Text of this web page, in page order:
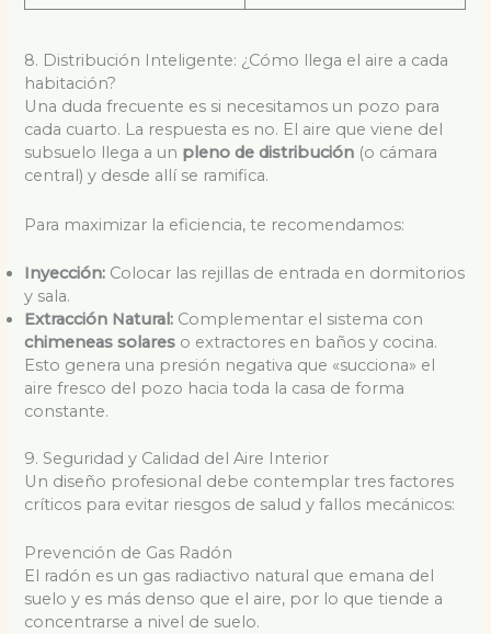
8. Distribución Inteligente: ¿Cómo llega el aire a cada
habitación?
Una duda frecuente es si necesitamos un pozo para
cada cuarto. La respuesta es no. El aire que viene del
subsuelo llega a un pleno de distribución (o cámara
central) y desde allí se ramifica.
Para maximizar la eficiencia, te recomendamos:
Inyección: Colocar las rejillas de entrada en dormitorios
y sala.
Extracción Natural: Complementar el sistema con
chimeneas solares o extractores en baños y cocina.
Esto genera una presión negativa que «succiona» el
aire fresco del pozo hacia toda la casa de forma
constante.
9. Seguridad y Calidad del Aire Interior
Un diseño profesional debe contemplar tres factores
críticos para evitar riesgos de salud y fallos mecánicos:
Prevención de Gas Radón
El radón es un gas radiactivo natural que emana del
suelo y es más denso que el aire, por lo que tiende a
concentrarse a nivel de suelo.